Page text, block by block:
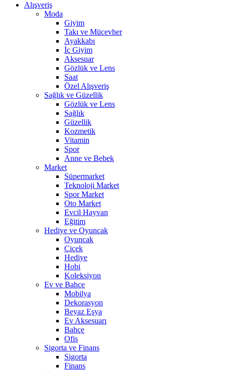
Alışveriş
Moda
Giyim
Takı ve Mücevher
Ayakkabı
İç Giyim
Aksesuar
Gözlük ve Lens
Saat
Özel Alışveriş
Sağlık ve Güzellik
Gözlük ve Lens
Sağlık
Güzellik
Kozmetik
Vitamin
Spor
Anne ve Bebek
Market
Süpermarket
Teknoloji Market
Spor Market
Oto Market
Evcil Hayvan
Eğitim
Hediye ve Oyuncak
Oyuncak
Çiçek
Hediye
Hobi
Koleksiyon
Ev ve Bahçe
Mobilya
Dekorasyon
Beyaz Eşya
Ev Aksesuarı
Bahçe
Ofis
Sigorta ve Finans
Sigorta
Finans